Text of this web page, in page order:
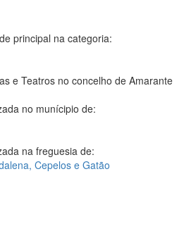
principal na categoria:
e Teatros no concelho de Amarante
no munícipio de:
na freguesia de:
Cepelos e Gatão